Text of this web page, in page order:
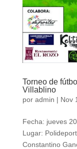
Torneo de
Villablino
por admin | Nov
Fecha: jueves
Lugar:
Constantino